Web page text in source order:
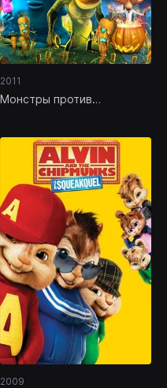
2011
Монстры против
2009